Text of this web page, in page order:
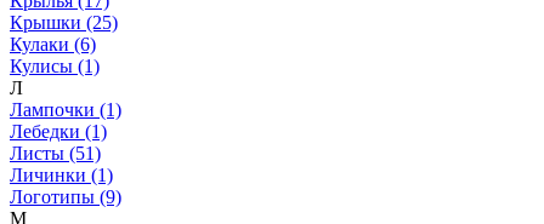
Крышки (25)
Кулаки (6)
Кулисы (1)
Л
Лампочки (1)
Лебедки (1)
Листы (51)
Личинки (1)
Логотипы (9)
М